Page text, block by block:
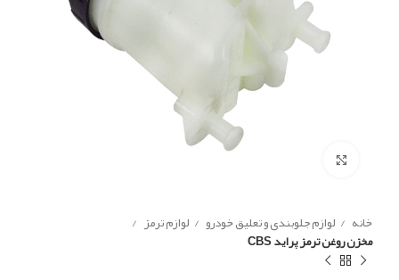
خانه لوازم جلوبندی و تعلیق خودرو لوازم ترمز
مخزن روغن ترمز پراید CBS